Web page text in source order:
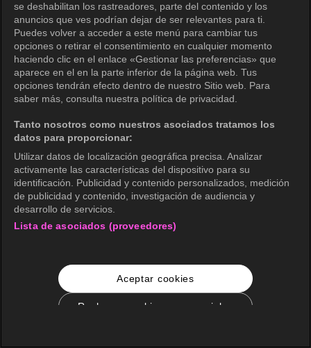
se deshabilitan los rastreadores, parte del contenido y los
anuncios que ves podrían dejar de ser relevantes para ti.
Puedes volver a acceder a este menú para cambiar tus
opciones o retirar el consentimiento en cualquier momento
haciendo clic en el enlace «Gestionar las preferencias» que
aparece en el en la parte inferior de la página web. Tus
opciones tendrán efecto dentro de nuestro Sitio web. Para
saber más, consulta nuestra política de privacidad.
Tanto nosotros como nuestros asociados tratamos los
datos para proporcionar:
Utilizar datos de localización geográfica precisa. Analizar
activamente las características del dispositivo para su
identificación. Publicidad y contenido personalizados, medición
de publicidad y contenido, investigación de audiencia y
desarrollo de servicios.
Lista de asociados (proveedores)
Aceptar cookies
Rechazar cookies no esenciales